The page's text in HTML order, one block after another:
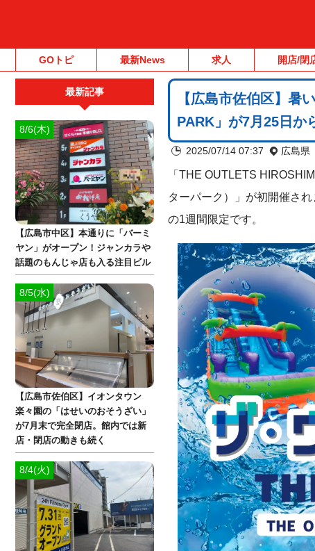
GOトピ 最新News 求人 開店/閉
【広島市佐伯区】暑
PARK」が7月25日か
2025/07/14 07:37 広島県
「THE OUTLETS
ターパーク）」が初開催さ
の1週間限定です。
最新記事
8/6(木)
【広島市中区】本通りに「バーミ
ヤン」がオープン！ジャンカラや
話題のもんじゃ店も入る注目ビル
8/5(水)
【広島市佐伯区】イオンタウン
楽々園の「はせいのおそうざい」
が7月末で完全閉店。館内では新
店・閉店の動きも続く
8/4(火)